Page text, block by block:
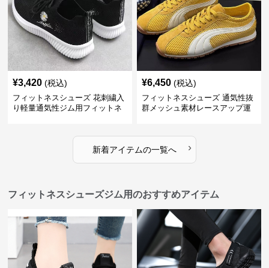
¥3,420 (税込)
フィットネスシューズ 花刺繍入
り軽量通気性ジム用フィットネ
¥6,450 (税込)
フィットネスシューズ 通気性抜
群メッシュ素材レースアップ運
新着アイテムの一覧へ ›
フィットネスシューズジム用のおすすめアイテム